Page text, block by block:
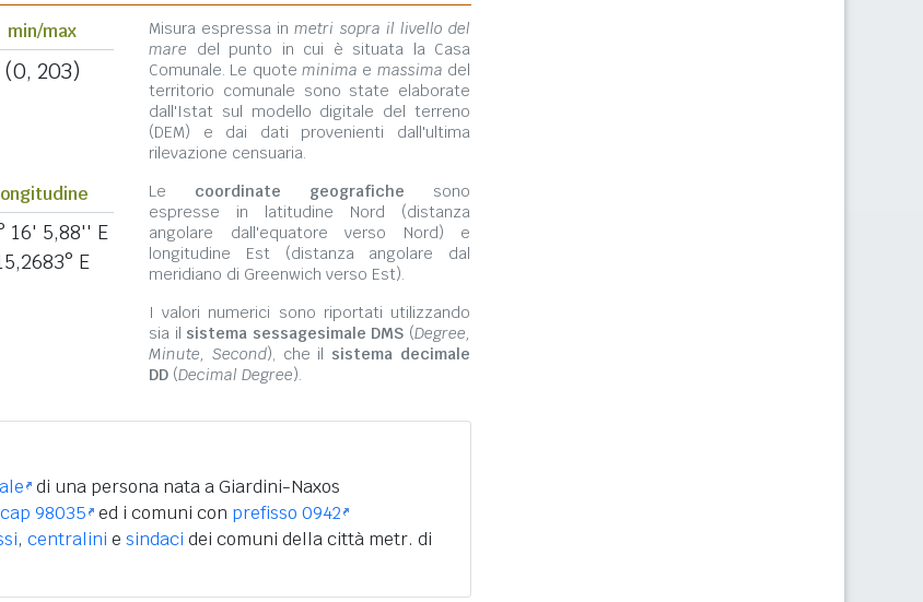
min/max
(0, 203)
Misura espressa inmetri sopra il livello del
mare del punto in cui è situata la Casa
Comunale. Le quote minima e massima del
territorio comunale sono state elaborate
dall'Istat sul modello digitale del terreno
(DEM) e dai dati provenienti dall'ultima
rilevazione censuaria.
longitudine
16' 5,88'' E
E
Le coordinate geografiche sono
espresse in latitudine Nord (distanza
angolare dall'equatore verso Nord) e
longitudine Est (distanza angolare dal
meridiano di Greenwich verso Est).
I valori numerici sono riportati utilizzando
sia il sistema sessagesimale DMS (Degree,
Minute, Second), che il sistema decimale
DD (Decimal Degree).
di una persona nata a Giardini-Naxos
cap 98035 ed i comuni con prefisso 0942
, centralini e sindaci dei comuni della città metr. di